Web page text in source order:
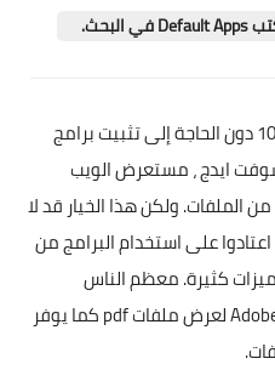
بلوجر
مقالات
العاب
تطبيقات
العملات الرقمية
يمكن فتح ملفات pdf في ويندوز 10 دون الحاجة إلى تثبيت برامج
ايدج ، مستعرض الويب
الملفات. ولكن هذا الخيار قد لا
على استخدام البرامج من
كثيرة. معظم الناس
يفضلون استخدام أدوبي Adobe Reader لعرض ملفات pdf كما يوفر